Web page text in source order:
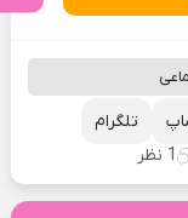
تلگرام
1 نظر